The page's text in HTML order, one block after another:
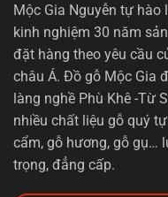
Mộc Gia Nguyễn tự
kinh nghiệm 30 năm
đặt hàng theo yêu cầu
châu Á. Đồ gỗ Mộc Gia
làng nghề Phù Khê -Từ
nhiều chất liệu gỗ quý
cẩm, gỗ hương, gỗ gụ…
trọng, đẳng cấp.